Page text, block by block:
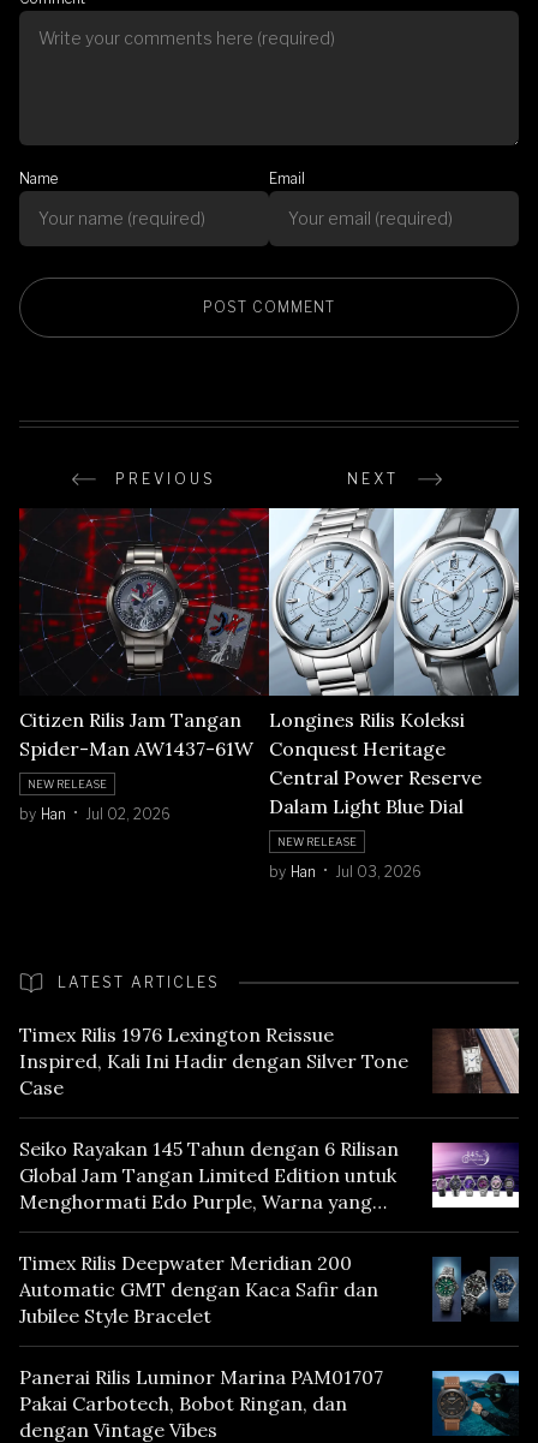
Name Email
PREVIOUS NEXT
Citizen Rilis Jam Tangan
Spider-Man AW1437-61W
NEW RELEASE
by Han Jul 02, 2026
Longines Rilis Koleksi
Conquest Heritage
Central Power Reserve
Dalam Light Blue Dial
NEW RELEASE
by Han Jul 03, 2026
LATEST ARTICLES
Timex Rilis 1976 Lexington Reissue
Inspired, Kali Ini Hadir dengan Silver Tone
Case
Seiko Rayakan 145 Tahun dengan 6 Rilisan
Global Jam Tangan Limited Edition untuk
Menghormati Edo Purple, Warna yang
Mencerminkan Warisan Tokyo
Timex Rilis Deepwater Meridian 200
Automatic GMT dengan Kaca Safir dan
Jubilee Style Bracelet
Panerai Rilis Luminor Marina PAM01707
Pakai Carbotech, Bobot Ringan, dan
dengan Vintage Vibes